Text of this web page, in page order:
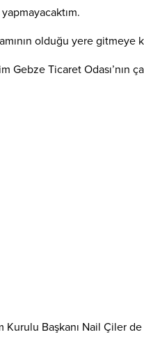
olduğu yere gitmeye
Ticaret Odası’nın
Kurulu Başkanı Nail Çiler